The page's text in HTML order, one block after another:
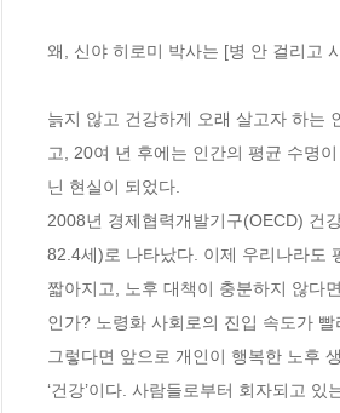
왜, 신야 히로미 박사는 [병 안 걸리고
늙지 않고 건강하게 오래 살고자 하는
고, 20여 년 후에는 인간의 평균 수명
닌 현실이 되었다.
2008년 경제협력개발기구(OECD) 건
82.4세)로 나타났다. 이제 우리나라도
짧아지고, 노후 대책이 충분하지 않다
인가? 노령화 사회로의 진입 속도가
그렇다면 앞으로 개인이 행복한 노후
‘건강’이다. 사람들로부터 회자되고